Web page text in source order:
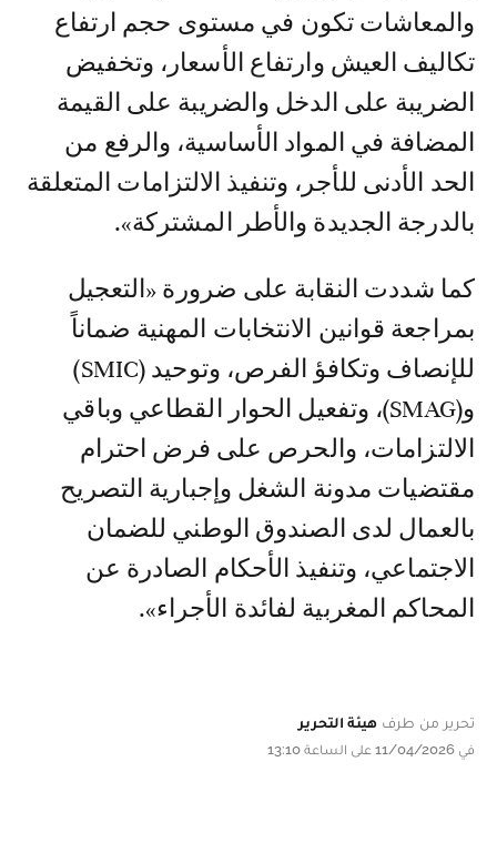
والمعاشات تكون في مستوى حجم ارتفاع
تكاليف العيش وارتفاع الأسعار، وتخفيض
الضريبة على الدخل والضريبة على القيمة
المضافة في المواد الأساسية، والرفع من
الحد الأدنى للأجر، وتنفيذ الالتزامات المتعلقة
بالدرجة الجديدة والأطر المشتركة».
كما شددت النقابة على ضرورة «التعجيل
بمراجعة قوانين الانتخابات المهنية ضماناً
للإنصاف وتكافؤ الفرص، وتوحيد (SMIC)
و(SMAG)، وتفعيل الحوار القطاعي وباقي
الالتزامات، والحرص على فرض احترام
مقتضيات مدونة الشغل وإجبارية التصريح
بالعمال لدى الصندوق الوطني للضمان
الاجتماعي، وتنفيذ الأحكام الصادرة عن
المحاكم المغربية لفائدة الأجراء».
تحرير من طرف هيئة التحرير
في 11/04/2026 على الساعة 13:10